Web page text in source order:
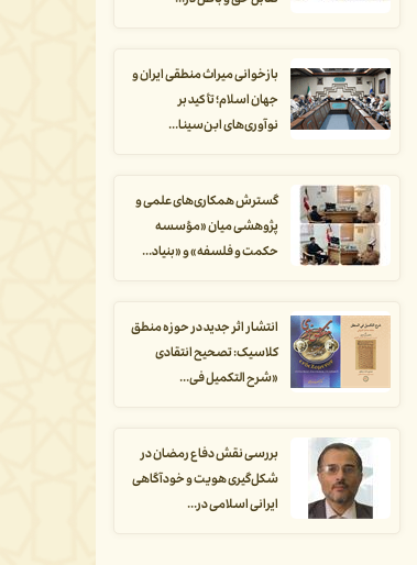
بازخوانی میراث منطقی ایران و
جهان اسلام؛ تأکید بر
نوآوری‌های ابن‌سینا...
گسترش همکاری‌های علمی و
پژوهشی میان «مؤسسه
حکمت و فلسفه» و «بنیاد...
انتشار اثر جدید در حوزه منطق
کلاسیک: تصحیح انتقادی
«شرح التکمیل فی...
بررسی نقش دفاع رمضان در
شکل‌گیری هویت و خودآگاهی
ایرانی اسلامی در...